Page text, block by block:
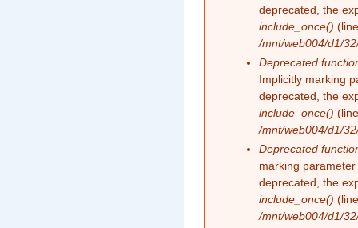
deprecated, the
include_once()
/mnt/web004/d1/
Deprecated
Implicitly marking
deprecated, the
include_once()
/mnt/web004/d1/
Deprecated
marking
deprecated, the
include_once()
/mnt/web004/d1/